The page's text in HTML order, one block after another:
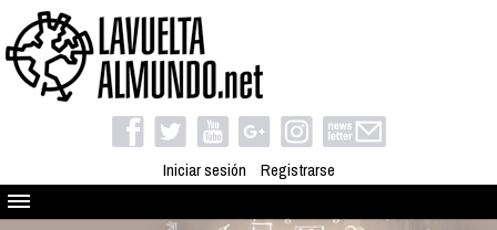
Iniciar sesión Registrarse